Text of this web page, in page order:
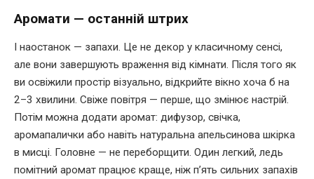
Аромати — останній штрих
І наостанок — запахи. Це не декор у класичному сенсі,
але вони завершують враження від кімнати. Після того як
ви освіжили простір візуально, відкрийте вікно хоча б на
2–3 хвилини. Свіже повітря — перше, що змінює настрій.
Потім можна додати аромат: дифузор, свічка,
аромапалички або навіть натуральна апельсинова шкірка
в мисці. Головне — не переборщити. Один легкий, ледь
помітний аромат працює краще, ніж п’ять сильних запахів